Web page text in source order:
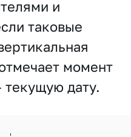
и
таковые
момент
текущую дату.